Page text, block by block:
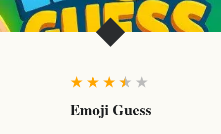
★
★
★
★
★
Emoji Guess